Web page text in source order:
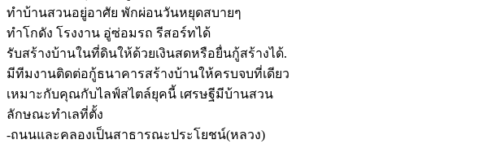
ทำบ้านสวนอยู่อาศัย พักผ่อนวันหยุดสบายๆ
ทำโกดัง โรงงาน อู่ซ่อมรถ รีสอร์ทได้
รับสร้างบ้านในที่ดินให้ด้วยเงินสดหรือยื่นกู้สร้างได้.
มีทีมงานติดต่อกู้ธนาคารสร้างบ้านให้ครบจบที่เดียว
เหมาะกับคุณกับไลฟ์สไตล์ยุคนี้ เศรษฐีมีบ้านสวน
ลักษณะทำเลที่ตั้ง
-ถนนและคลองเป็นสาธารณะประโยชน์(หลวง)